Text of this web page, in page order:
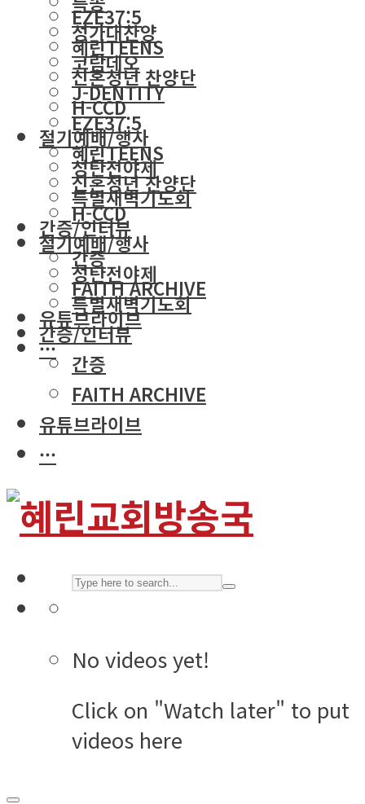
EZE37:5
혜린TEENS
신혼청년 찬양단
H-CCD
절기예배/행사
성탄전야제
특별새벽기도회
간증/인터뷰
간증
FAITH ARCHIVE
유튜브라이브
···
성가대찬양
코람데오
J-DENTITY
EZE37:5
혜린TEENS
신혼청년 찬양단
H-CCD
절기예배/행사
성탄전야제
특별새벽기도회
간증/인터뷰
간증
FAITH ARCHIVE
유튜브라이브
···
No videos yet!
Click on "Watch later" to put
videos here